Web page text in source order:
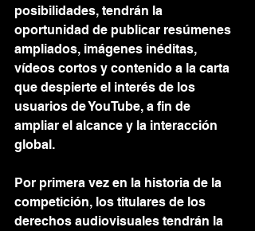
posibilidades, tendrán la
oportunidad de publicar resúmenes
ampliados, imágenes inéditas,
vídeos cortos y contenido a la carta
que despierte el interés de los
usuarios de YouTube, a fin de
ampliar el alcance y la interacción
global.
Por primera vez en la historia de la
competición, los titulares de los
derechos audiovisuales tendrán la